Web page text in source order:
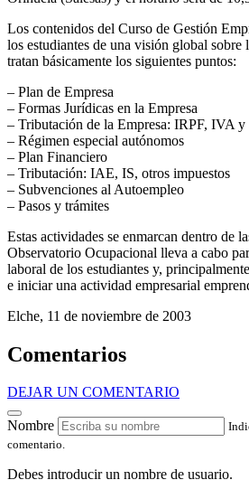
Los contenidos del Curso de Gestión
los estudiantes de una visión global sobre
tratan básicamente los siguientes puntos:
– Plan de Empresa
– Formas Jurídicas en la Empresa
– Tributación de la Empresa: IRPF, IVA y
– Régimen especial autónomos
– Plan Financiero
– Tributación: IAE, IS, otros impuestos
– Subvenciones al Autoempleo
– Pasos y trámites
Estas actividades se enmarcan dentro de
Observatorio Ocupacional lleva a cabo
laboral de los estudiantes y,
e iniciar una actividad empresarial
Elche, 11 de noviembre de 2003
Comentarios
DEJAR UN COMENTARIO
Nombre
comentario.
Debes introducir un nombre de usuario.